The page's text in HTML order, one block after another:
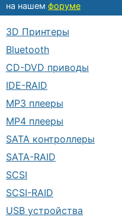
на нашем форуме
3D Принтеры
Bluetooth
CD-DVD приводы
IDE-RAID
MP3 плееры
MP4 плееры
SATA контроллеры
SATA-RAID
SCSI
SCSI-RAID
USB устройства